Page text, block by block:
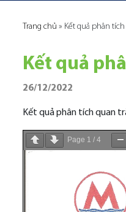
Trang chủ » Kết quả phân
Kết quả
26/12/2022
Kết quả phân tích quan
Page 1 / 4